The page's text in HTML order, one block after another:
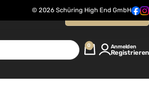
© 2026 Schüring High End GmbH
0 Anmelden
Registrieren
Kontaktanfrage